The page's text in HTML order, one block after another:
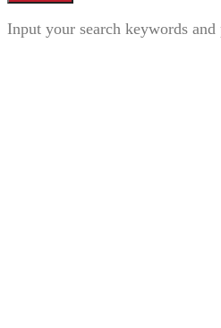
Input your search keywords and